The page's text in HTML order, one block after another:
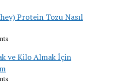
Protein Tozu Nasıl
ve Kilo Almak İçin